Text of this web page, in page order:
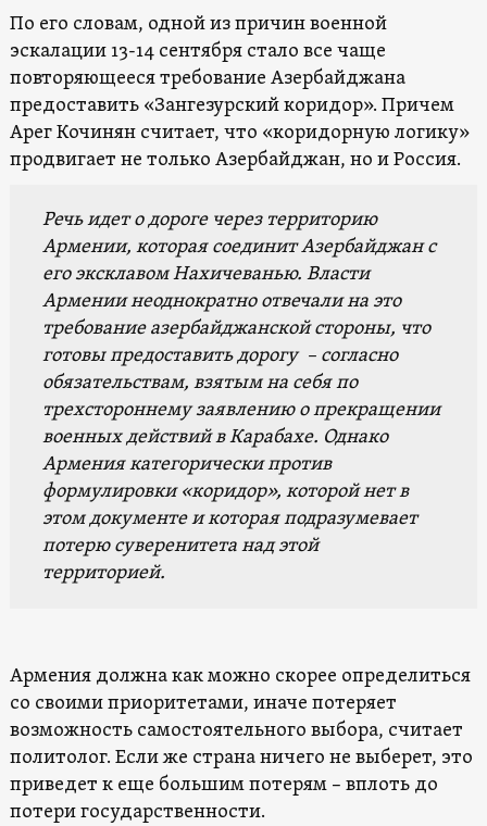
По его словам, одной из причин военной
эскалации 13-14 сентября стало все чаще
повторяющееся требование Азербайджана
предоставить «Зангезурский коридор». Причем
Арег Кочинян считает, что «коридорную логику»
продвигает не только Азербайджан, но и Россия.
Речь идет о дороге через территорию
Армении, которая соединит Азербайджан с
его эксклавом Нахичеванью. Власти
Армении неоднократно отвечали на это
требование азербайджанской стороны, что
готовы предоставить дорогу – согласно
обязательствам, взятым на себя по
трехстороннему заявлению о прекращении
военных действий в Карабахе. Однако
Армения категорически против
формулировки «коридор», которой нет в
этом документе и которая подразумевает
потерю суверенитета над этой
территорией.
Армения должна как можно скорее определиться
со своими приоритетами, иначе потеряет
возможность самостоятельного выбора, считает
политолог. Если же страна ничего не выберет, это
приведет к еще большим потерям – вплоть до
потери государственности.